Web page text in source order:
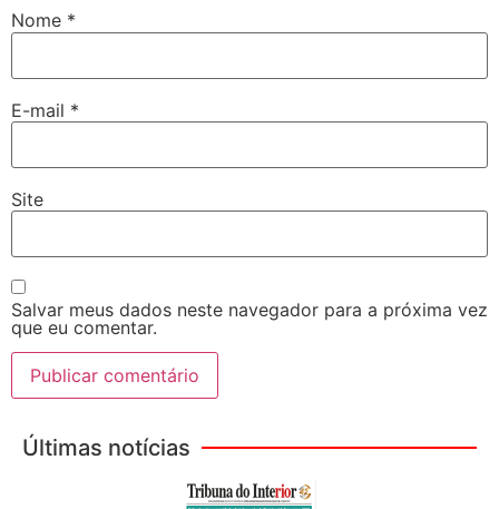
Nome *
E-mail *
Site
Salvar meus dados neste navegador para a próxima vez
que eu comentar.
Últimas notícias